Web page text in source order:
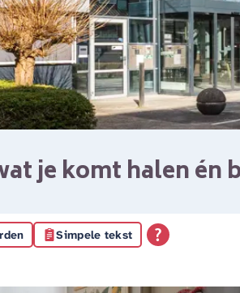
je komt halen én
Simpele tekst